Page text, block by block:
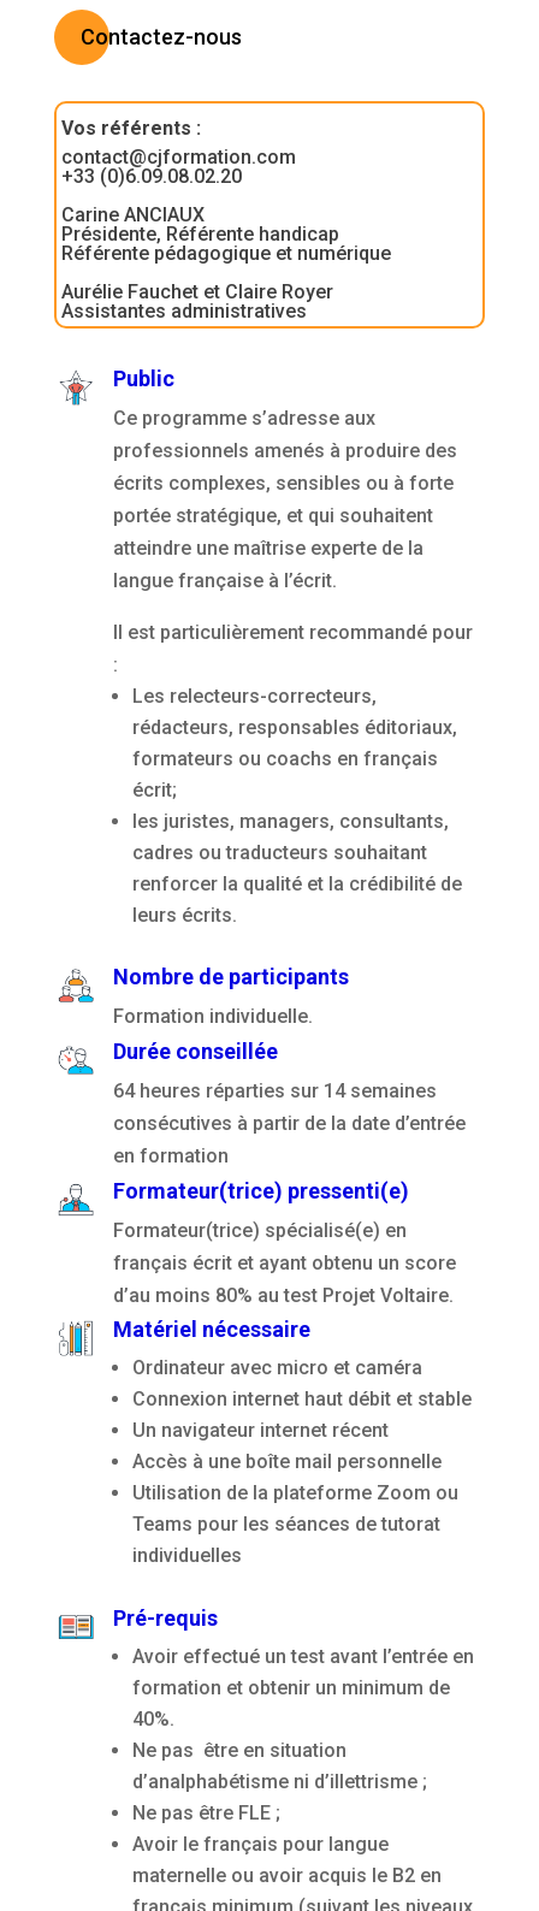
Contactez-nous
Vos référents :
contact@cjformation.com
+33 (0)6.09.08.02.20
Carine ANCIAUX
Présidente, Référente handicap
Référente pédagogique et numérique
Aurélie Fauchet et Claire Royer
Assistantes administratives
Public
Ce programme s’adresse aux
professionnels amenés à produire des
écrits complexes, sensibles ou à forte
portée stratégique, et qui souhaitent
atteindre une maîtrise experte de la
langue française à l’écrit.
Il est particulièrement recommandé pour
:
Les relecteurs-correcteurs,
rédacteurs, responsables éditoriaux,
formateurs ou coachs en français
écrit;
les juristes, managers, consultants,
cadres ou traducteurs souhaitant
renforcer la qualité et la crédibilité de
leurs écrits.
Nombre de participants
Formation individuelle.
Durée conseillée
64 heures réparties sur 14 semaines
consécutives à partir de la date d’entrée
en formation
Formateur(trice) pressenti(e)
Formateur(trice) spécialisé(e) en
français écrit et ayant obtenu un score
d’au moins 80% au test Projet Voltaire.
Matériel nécessaire
Ordinateur avec micro et caméra
Connexion internet haut débit et stable
Un navigateur internet récent
Accès à une boîte mail personnelle
Utilisation de la plateforme Zoom ou
Teams pour les séances de tutorat
individuelles
Pré-requis
Avoir effectué un test avant l’entrée en
formation et obtenir un minimum de
40%.
Ne pas être en situation
d’analphabétisme ni d’illettrisme ;
Ne pas être FLE ;
Avoir le français pour langue
maternelle ou avoir acquis le B2 en